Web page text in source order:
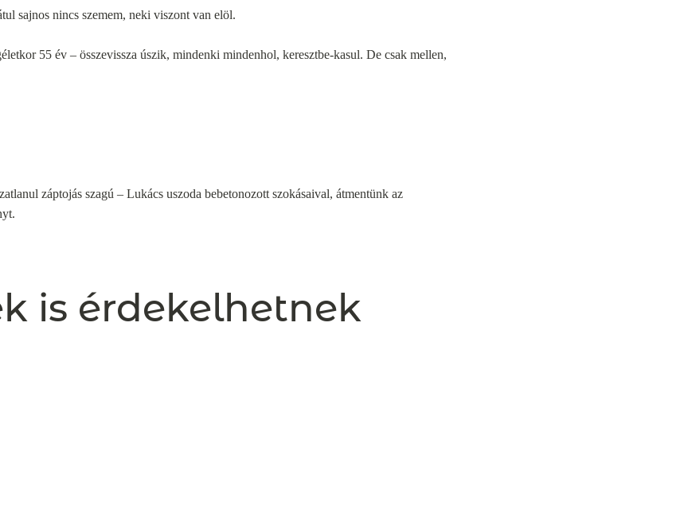
sajnos nincs szemem, neki viszont van elöl.
55 év – összevissza úszik, mindenki mindenhol, keresztbe-kasul. De csak mellen,
záptojás szagú – Lukács uszoda bebetonozott szokásaival, átmentünk az
is érdekelhetnek